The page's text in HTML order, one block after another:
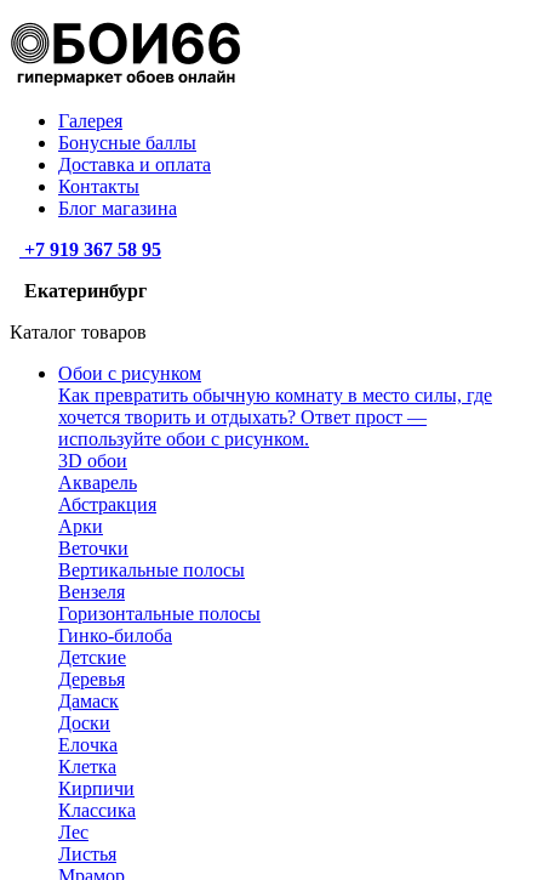
Галерея
Бонусные баллы
Доставка и оплата
Контакты
Блог магазина
+7 919 367 58 95
Екатеринбург
Каталог товаров
Обои с рисунком
Как превратить обычную комнату в место силы, где
хочется творить и отдыхать? Ответ прост —
используйте обои с рисунком.
3D обои
Акварель
Абстракция
Арки
Веточки
Вертикальные полосы
Вензеля
Горизонтальные полосы
Гинко-билоба
Детские
Деревья
Дамаск
Доски
Елочка
Клетка
Кирпичи
Классика
Лес
Листья
Мрамор